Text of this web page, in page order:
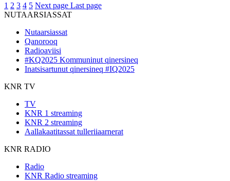
1 2 3 4 5 Next page Last page
NUTAARSIASSAT
Nutaarsiassat
Qanorooq
Radioaviisi
#KQ2025 Kommuninut qinersineq
Inatsisartunut qinersineq #IQ2025
KNR TV
TV
KNR 1 streaming
KNR 2 streaming
Aallakaatitassat tulleriiaarnerat
KNR RADIO
Radio
KNR Radio streaming